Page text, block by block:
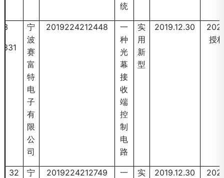
统
3
331
宁
波
赛
富
特
电
子
有
限
公
司
2019224212448
一
种
光
幕
接
收
端
控
制
电
路
实
用
新
型
2019.12.30
授
32
宁
2019224212749
一
实
2019.12.30